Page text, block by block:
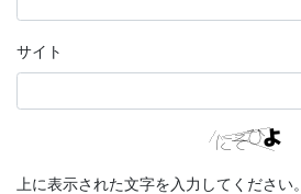
サイト
上に表示された文字を入力してください。